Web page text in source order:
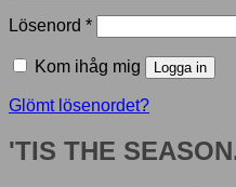
Lösenord *Obligatoriskt
Kom ihåg mig Logga in
Glömt lösenordet?
'TIS THE